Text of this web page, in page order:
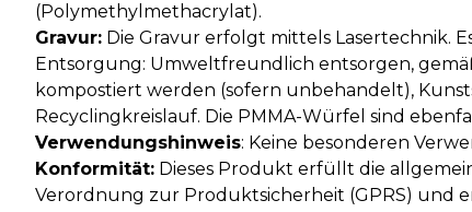
(Polymethylmethacrylat).
Gravur: Die Gravur erfolgt mittels Lasertechnik.
Entsorgung: Umweltfreundlich entsorgen,
kompostiert werden (sofern unbehandelt),
Recyclingkreislauf. Die PMMA-Würfel sind
Verwendungshinweis: Keine besonderen
Konformität: Dieses Produkt erfüllt die
Verordnung zur Produktsicherheit (GPRS) und